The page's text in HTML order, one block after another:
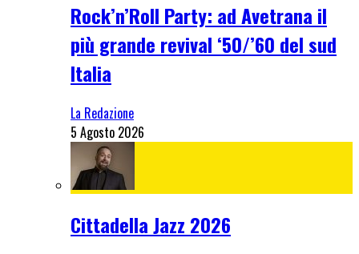
Rock’n’Roll Party: ad Avetrana il
più grande revival ‘50/’60 del sud
Italia
La Redazione
5 Agosto 2026
Cittadella Jazz 2026